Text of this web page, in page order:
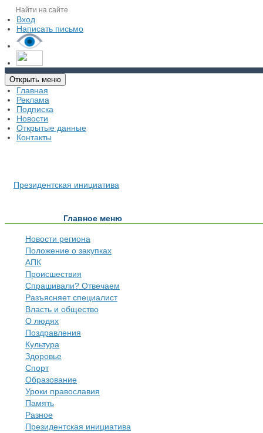
Вход
Написать письмо
Открыть меню
Главная
Реклама
Подписка
Новости
Открытые данные
Контакты
Президентская инициатива
Главное меню
Новости региона
Положение о закупках
АПК
Происшествия
Спрашивали? Отвечаем
Разъясняет специалист
Власть и общество
О людях
Поздравления
Культура
Здоровье
Спорт
Образование
Уроки православия
Память
Разное
Президентская инициатива